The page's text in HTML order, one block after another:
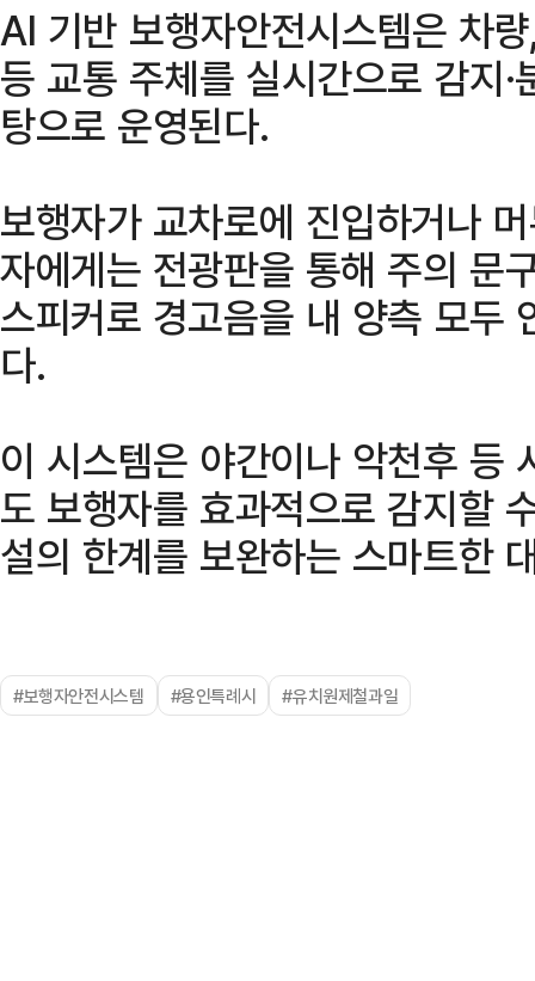
AI 기반 보행자안전시스템은 차
등 교통 주체를 실시간으로 감지
탕으로 운영된다.
보행자가 교차로에 진입하거나
자에게는 전광판을 통해 주의 문
스피커로 경고음을 내 양측 모두
다.
이 시스템은 야간이나 악천후 등
도 보행자를 효과적으로 감지할
설의 한계를 보완하는 스마트한
#보행자안전시스템 #용인특례시 #유치원제철과일